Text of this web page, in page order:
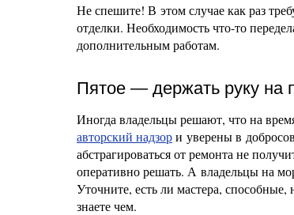
Не спешите! В этом случае как раз
отделки. Необходимость что-то
дополнительным работам.
Пятое — держать руку на
Иногда владельцы решают, что на
авторский надзори уверены в
абстрагироваться от ремонта не
оперативно решать. А владельцы на
Уточните, есть ли мастера,
знаете чем.